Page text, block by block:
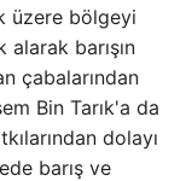
üzere bölgeyi
barışın
çabalarından
Bin Tarık'a da
dolayı
barış ve